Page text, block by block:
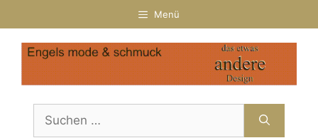
Inhalt
springen
Menü
nach: